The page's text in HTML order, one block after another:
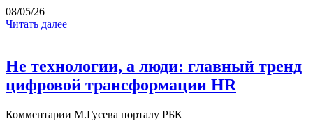
08/05/26
Читать далее
Не технологии, а люди: главный тренд
цифровой трансформации HR
Комментарии М.Гусева порталу РБК